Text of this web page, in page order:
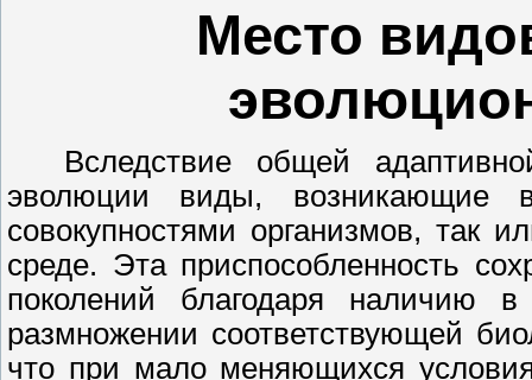
Место
Вследствие общей
эволюции виды, возникающие в
совокупностями организмов, так
среде. Эта приспособленность
поколений благодаря наличию
размножении соответствующей
что при мало меняющихся